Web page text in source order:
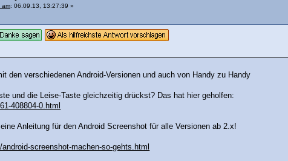
am: 06.09.13, 13:27:39 »
den verschiedenen Android-Versionen und auch von Handy zu Handy
und die Leise-Taste gleichzeitig drückst? Das hat hier geholfen:
408804-0.html
Anleitung für den Android Screenshot für alle Versionen ab 2.x!
screenshot-machen-so-gehts.html